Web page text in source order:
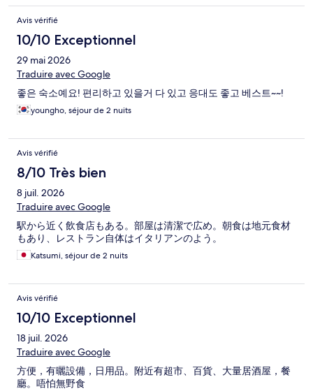
Avis vérifié
10/10 Exceptionnel
29 mai 2026
Traduire avec Google
좋은 숙소예요! 편리하고 있을거 다 있고 응대도 좋고 베스트~~!
youngho, séjour de 2 nuits
Avis vérifié
8/10 Très bien
8 juil. 2026
Traduire avec Google
駅から近く飲食店もある。部屋は清潔で広め。朝食は地元食材
もあり、レストラン自体はイタリアンのよう。
Katsumi, séjour de 2 nuits
Avis vérifié
10/10 Exceptionnel
18 juil. 2026
Traduire avec Google
方便，有曬設備，日用品。附近有超市、百貨、大量居酒屋，餐
廳。唔怕無野食